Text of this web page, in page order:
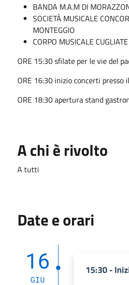
BANDA M.A.M DI
SOCIETÀ MUSICALE
MONTEGGIO
CORPO MUSICALE CUGLIATE
ORE 15:30 sfilate per le vie del
ORE 16:30 inizio concerti presso
ORE 18:30 apertura stand
A chi è rivolto
A tutti
Date e orari
16
GIU
15:30 -